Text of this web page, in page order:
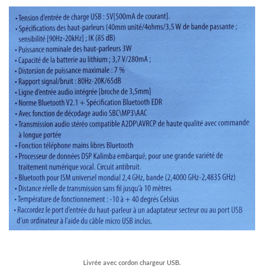
Livrée avec cordon chargeur USB.